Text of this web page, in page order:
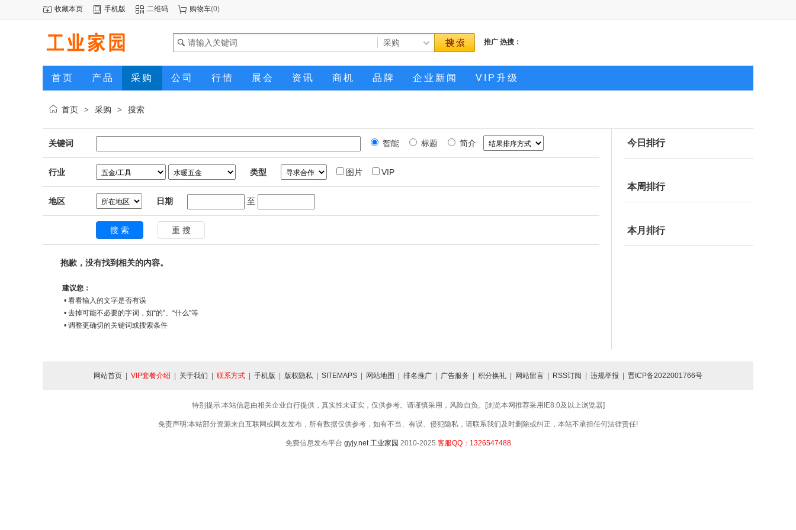
收藏本页 手机版 二维码 购物车(0)
推广 热搜：
首页 产品 采购 公司 行情 展会 资讯 商机 品牌 企业新闻 VIP升级
首页 > 采购 > 搜索
关键词 智能 标题 简介
行业 类型 图片 VIP
地区 日期 至
抱歉，没有找到相关的内容。
建议您：
• 看看输入的文字是否有误
• 去掉可能不必要的字词，如“的”、“什么”等
• 调整更确切的关键词或搜索条件
今日排行
本周排行
本月排行
网站首页 VIP套餐介绍 关于我们 联系方式 手机版 版权隐私 SITEMAPS 网站地图 排名推广 广告服务 积分换礼 网站留言 RSS订阅 违规举报 晋ICP备2022001766号
特别提示:本站信息由相关企业自行提供，真实性未证实，仅供参考。请谨慎采用，风险自负。[浏览本网推荐采用IE8.0及以上浏览器]
免责声明:本站部分资源来自互联网或网友发布，所有数据仅供参考，如有不当、有误、侵犯隐私，请联系我们及时删除或纠正，本站不承担任何法律责任!
免费信息发布平台 gyjy.net 工业家园 2010-2025 客服QQ：1326547488